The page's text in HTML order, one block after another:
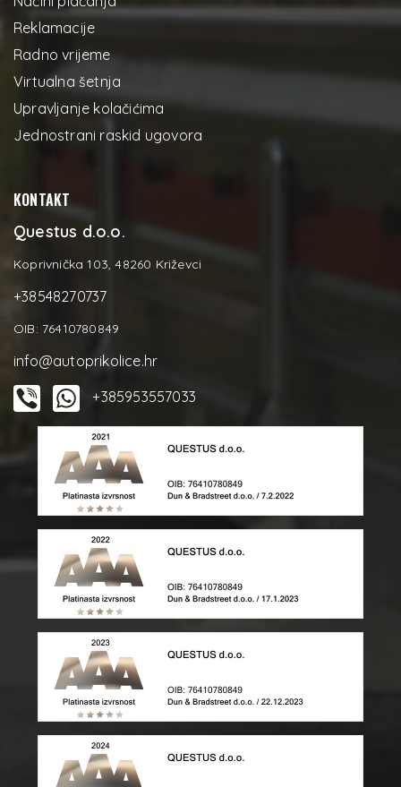
Reklamacije
Radno vrijeme
Virtualna šetnja
Upravljanje kolačićima
Jednostrani raskid ugovora
KONTAKT
Questus d.o.o.
Koprivnička 103, 48260 Križevci
+38548270737
OIB: 76410780849
info@autoprikolice.hr
+385953557033